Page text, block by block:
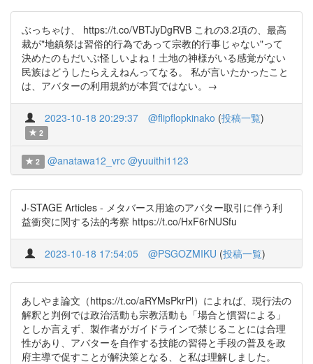
ぶっちゃけ、 https://t.co/VBTJyDgRVB これの3.2項の、最高
裁が"地鎮祭は習俗的行為であって宗教的行事じゃない"って
決めたのもだいぶ怪しいよね！土地の神様がいる感覚がない
民族はどうしたらええねんってなる。 私が言いたかったこと
は、アバターの利用規約が本質ではない。→
2023-10-18 20:29:37 @flipflopkinako (投稿一覧)
2
2 @anatawa12_vrc @yuuithi1123
J-STAGE Articles - メタバース用途のアバター取引に伴う利
益衝突に関する法的考察 https://t.co/HxF6rNUSfu
2023-10-18 17:54:05 @PSGOZMIKU (投稿一覧)
あしやま論文（https://t.co/aRYMsPkrPl）によれば、現行法の
解釈と判例では政治活動も宗教活動も「場合と慣習による」
としか言えず、製作者がガイドラインで禁じることには合理
性があり、アバターを自作する技能の習得と手段の普及を政
府主導で促すことが解決策となる、と私は理解しました。